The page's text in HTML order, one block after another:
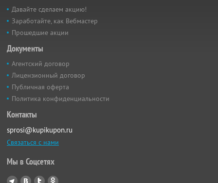
Давайте сделаем акцию!
Заработайте, как Вебмастер
Прошедшие акции
Документы
Агентский договор
Лицензионный договор
Публичная оферта
Политика конфиденциальности
Контакты
sprosi@kupikupon.ru
Связаться с нами
Мы в Соцсетях